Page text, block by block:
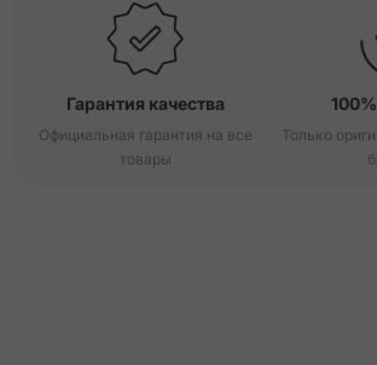
Гарантия качества
Официальная гарантия на все
товары
Только